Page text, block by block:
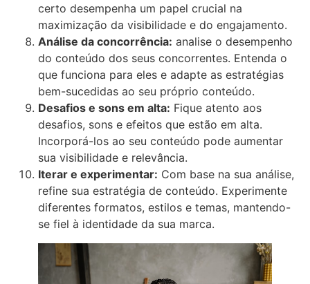
certo desempenha um papel crucial na
maximização da visibilidade e do engajamento.
Análise da concorrência: analise o desempenho
do conteúdo dos seus concorrentes. Entenda o
que funciona para eles e adapte as estratégias
bem-sucedidas ao seu próprio conteúdo.
Desafios e sons em alta: Fique atento aos
desafios, sons e efeitos que estão em alta.
Incorporá-los ao seu conteúdo pode aumentar
sua visibilidade e relevância.
Iterar e experimentar: Com base na sua análise,
refine sua estratégia de conteúdo. Experimente
diferentes formatos, estilos e temas, mantendo-
se fiel à identidade da sua marca.